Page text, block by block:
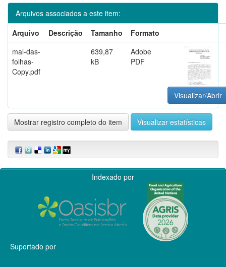
Arquivos associados a este item:
Arquivo
Descrição Tamanho
Formato
mal-das-
folhas-
Copy.pdf
639,87
kB
Adobe
PDF
Visualizar/Abrir
Mostrar registro completo do item Visualizar estatísticas
Indexado por
Suportado por